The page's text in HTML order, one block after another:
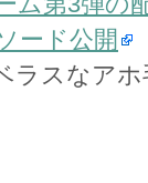
ード公開
ラスなア